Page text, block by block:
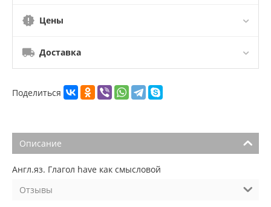
Цены
Доставка
Поделиться
Описание
Англ.яз. Глагол have как смысловой
Отзывы